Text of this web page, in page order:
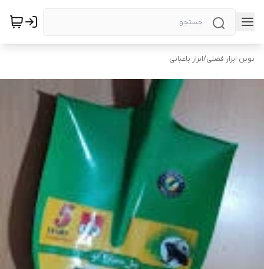
نوین ابزار فضلی/ابزار باغبانی